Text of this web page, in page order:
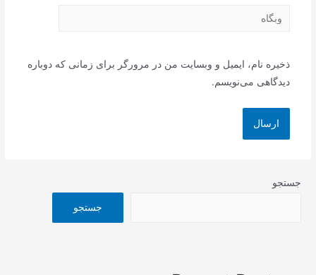
وبگاه
ذخیره نام، ایمیل و وبسایت من در مرورگر برای زمانی که دوباره
دیدگاهی می‌نویسم.
جستجو
جستجو